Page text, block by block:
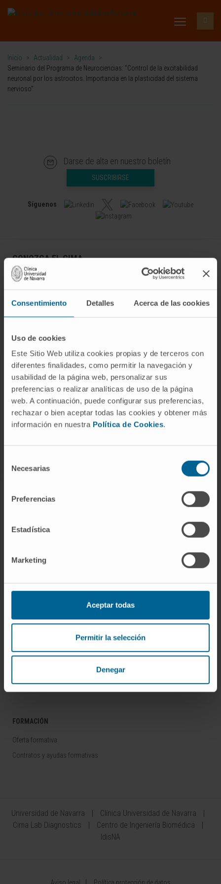
Consentimiento Detalles Acerca de las cookies
Uso de cookies
Este Sitio Web utiliza cookies propias y de terceros con
diferentes finalidades, como permitir la navegación y
usabilidad de la página web, personalizar sus
preferencias o realizar analíticas de uso de la página
web. A continuación, puede configurar sus preferencias,
rechazar o bien aceptar todas las cookies y obtener más
información en nuestra Política de Cookies.
Necesarias
Preferencias
Estadística
Marketing
Aceptar todas
Permitir la selección
Denegar
Inicio > Actualidad > Agenda
>
Seminario del Programa de Neurociencias: "Control de la excitabilidad
neuronal por los astrocitos. Importancia en la plasticidad del sistema
nervioso"
Darse de alta en nuestro boletín
SUSCRIBIRSE
Síguenos
CONOZCA EL CIMA
Quiénes somos
Campus de la Universidad de Navarra
Portal de Transparencia
ENFERMEDADES
Cáncer
Enfermedades cardiovasculares
Enfermedades hepáticas
Programas de investigación
Investigación y ensayos clínicos
Desarrollo de fármacos / Pipelines
Emprendimiento / Spin off
FORMACIÓN
Oferta formativa
Contratos y ayudas formativas
Universidad de Navarra
Clínica Universidad de Navarra
Cima Lab Diagnostics
Centro de Ingeniería Biomédica
IdisNA